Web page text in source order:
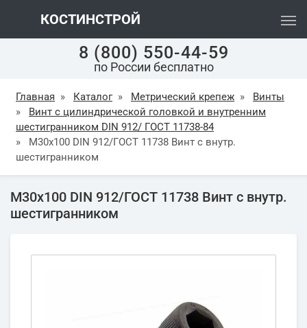
КОСТИНСТРОЙ
8 (800) 550-44-59
по России бесплатно
Главная » Каталог » Метрический крепеж »
Винты
»
Винт с цилиндрической головкой и внутренним
шестигранником DIN 912/ ГОСТ 11738-84
»
М30х100 DIN 912/ГОСТ 11738 Винт с внутр.
шестигранником
М30х100 DIN 912/ГОСТ 11738 Винт с внутр.
шестигранником